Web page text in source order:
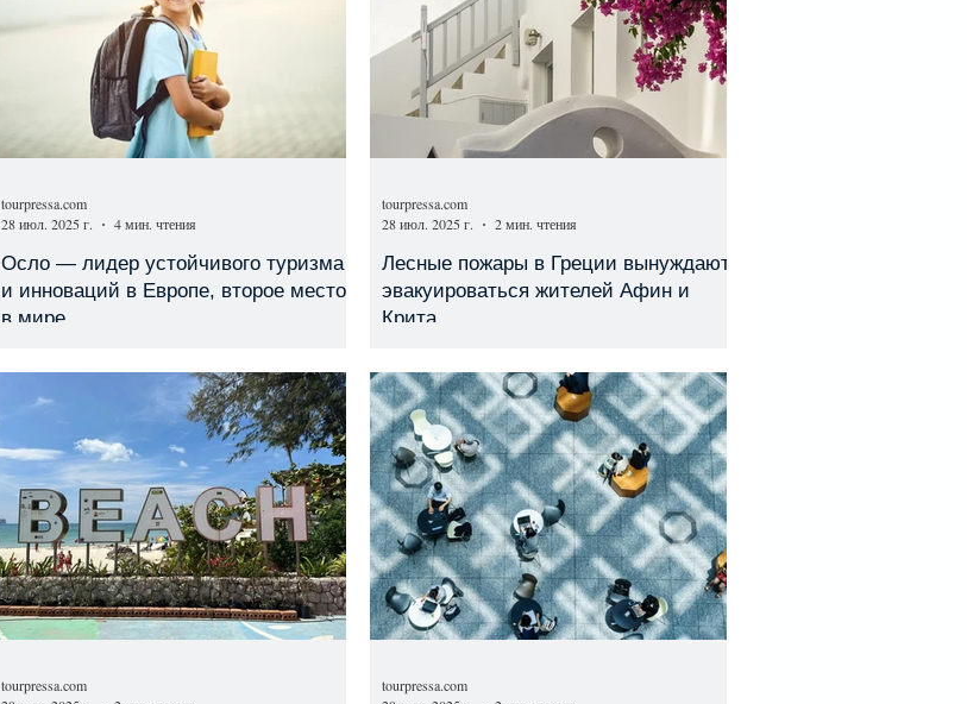
Осло — лидер устойчивого туризма
и инноваций в Европе, второе место
в мире
tourpressa.com
28 июл. 2025 г.
4 мин. чтения
Лесные пожары в Греции вынуждают
эвакуироваться жителей Афин и
Крита
tourpressa.com
28 июл. 2025 г.
2 мин. чтения
tourpressa.com
tourpressa.com